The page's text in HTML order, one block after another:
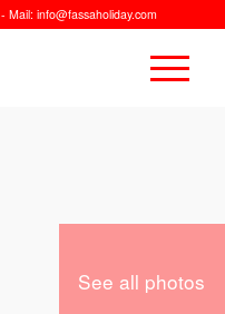
- Mail:info@fassaholiday.com
See all photos